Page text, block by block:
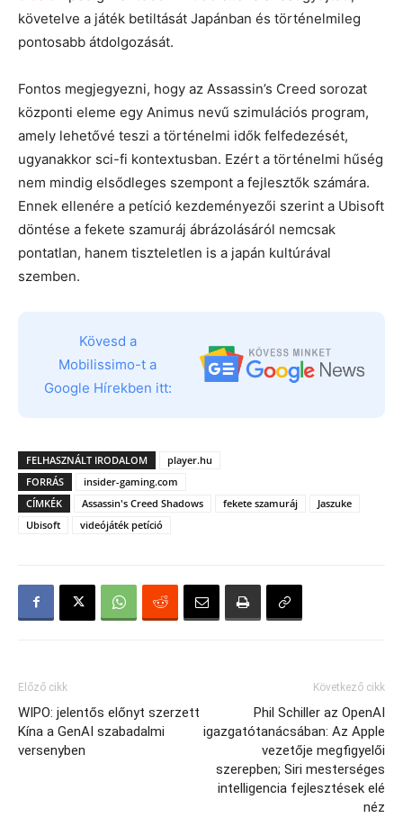
követelve a játék betiltását Japánban és történelmileg
pontosabb átdolgozását.
Fontos megjegyezni, hogy az Assassin’s Creed sorozat
központi eleme egy Animus nevű szimulációs program,
amely lehetővé teszi a történelmi idők felfedezését,
ugyanakkor sci-fi kontextusban. Ezért a történelmi hűség
nem mindig elsődleges szempont a fejlesztők számára.
Ennek ellenére a petíció kezdeményezői szerint a Ubisoft
döntése a fekete szamuráj ábrázolásáról nemcsak
pontatlan, hanem tiszteletlen is a japán kultúrával
szemben.
Kövesd a
Mobilissimo-t a
Google Hírekben itt:
FELHASZNÁLT IRODALOM
player.hu
FORRÁS
insider-gaming.com
CÍMKÉK
Assassin's Creed Shadows fekete szamuráj
Jaszuke
Ubisoft
videójáték petíció
Előző cikk
WIPO: jelentős előnyt szerzett
Kína a GenAI szabadalmi
versenyben
Következő cikk
Phil Schiller az OpenAI
igazgatótanácsában: Az Apple
vezetője megfigyelői
szerepben; Siri mesterséges
intelligencia fejlesztések elé
néz